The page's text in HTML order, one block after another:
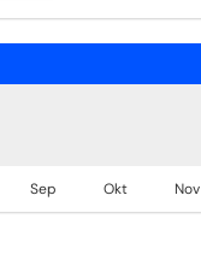
Sep Okt Nov